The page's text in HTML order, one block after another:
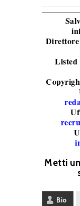
Listed
Metti
Bio